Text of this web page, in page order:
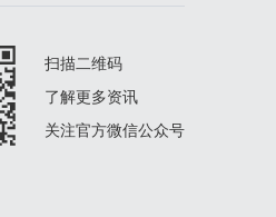
扫描二维码
了解更多资讯
关注官方微信公众号